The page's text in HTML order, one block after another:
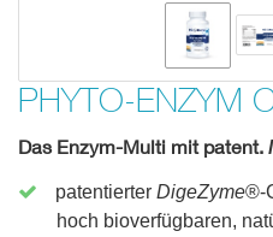
PHYTO-ENZYM
Das Enzym-Multi mit patent.
patentierter DigeZyme®-
hoch bioverfügbaren,